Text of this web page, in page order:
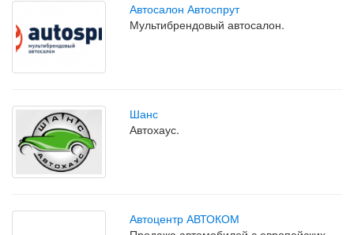
Автосалон Автоспрут
Мультибрендовый автосалон.
Шанс
Автохаус.
Автоцентр АВТОКОМ